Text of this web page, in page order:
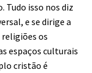
Tudo isso nos diz
e se dirige a
religiões os
espaços culturais
cristão é